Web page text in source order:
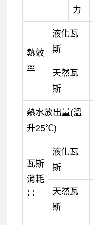
力
熱效
率
液化瓦
斯
天然瓦
斯
熱水放出量(溫
升25℃)
瓦斯
消耗
量
液化瓦
斯
天然瓦
斯